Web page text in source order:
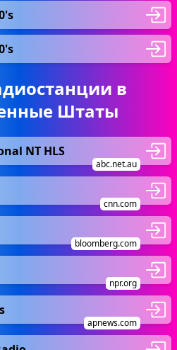
в
Штаты
NT HLS
abc.net.au
cnn.com
bloomberg.com
npr.org
apnews.com